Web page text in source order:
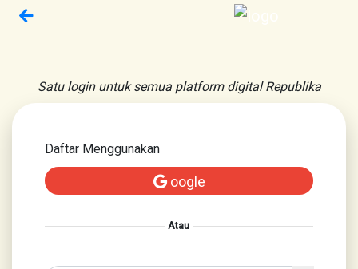
Satu login untuk semua platform digital Republika
Daftar Menggunakan
oogle
Atau